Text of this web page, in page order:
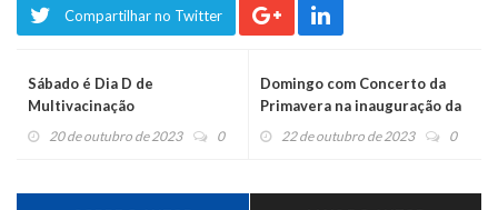
Compartilhar no Twitter
Sábado é Dia D de
Multivacinação
20 de outubro de 2023 0
Domingo com Concerto da
Primavera na inauguração da
Revitalização da Praça e do
22 de outubro de 2023 0